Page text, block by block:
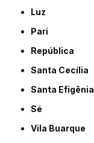
Luz
Pari
República
Santa Cecília
Santa Efigênia
Sé
Vila Buarque